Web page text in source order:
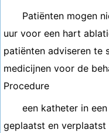
Patiënten mogen
uur voor een hart
patiënten adviseren te
medicijnen voor de
Procedure
een katheter in
geplaatst en